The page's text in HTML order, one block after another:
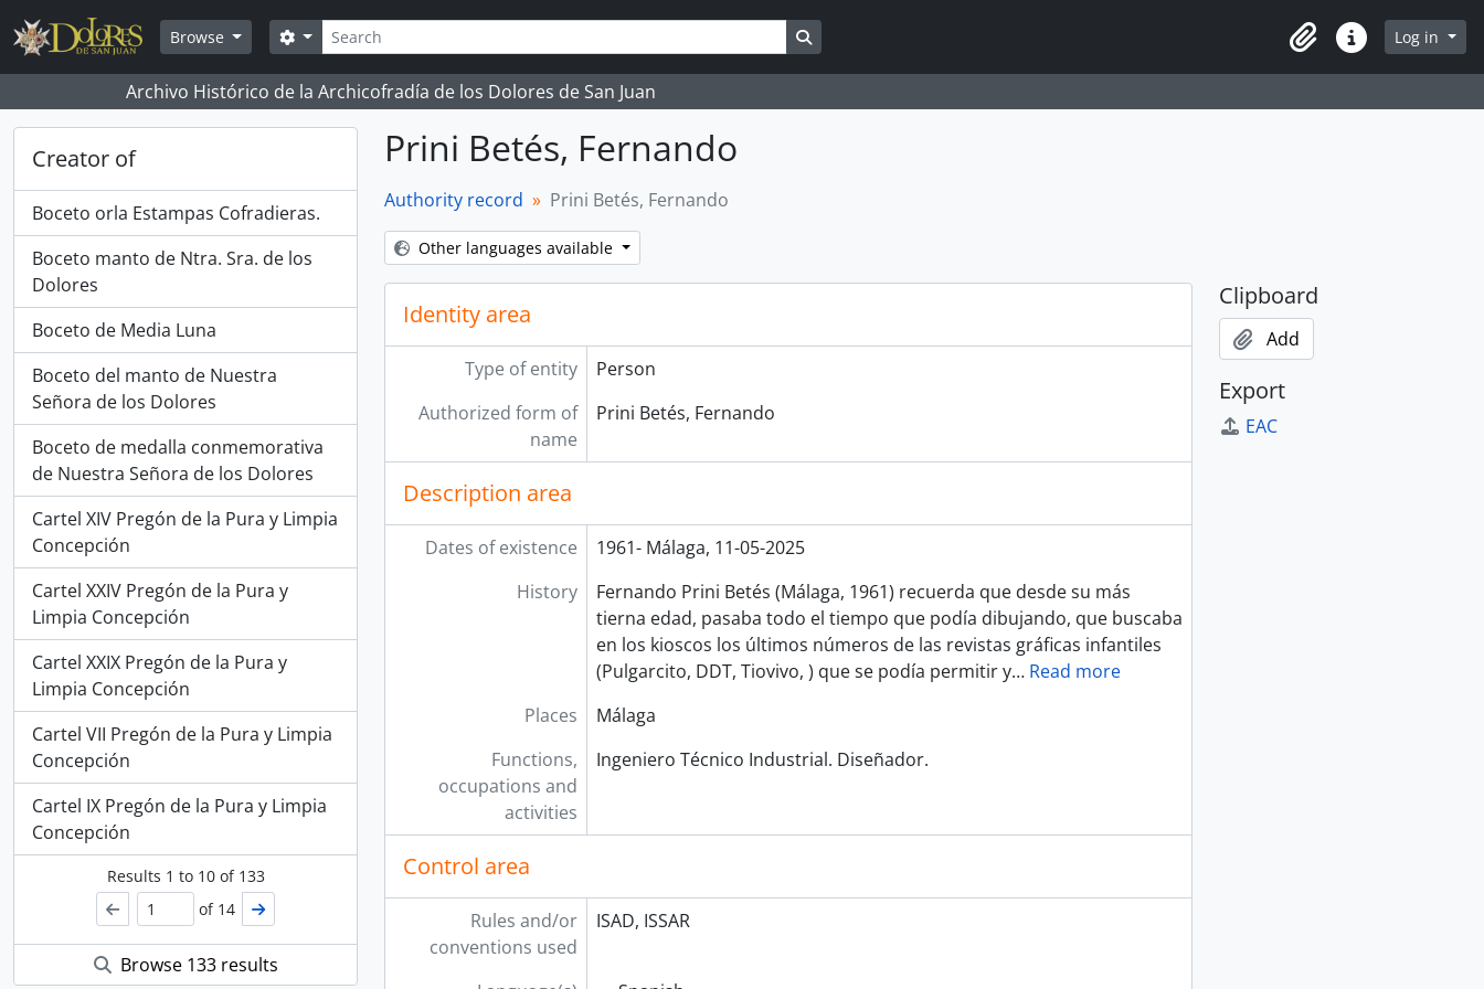
Skip to main content
Browse
Search
Search options Search in browse page
ClipboardQuick linksLog in
Archivo Histórico de la Archicofradía de los Dolores de San Juan
Creator of
Boceto orla Estampas Cofradieras.
Boceto manto de Ntra. Sra. de los
Dolores
Boceto de Media Luna
Boceto del manto de Nuestra
Señora de los Dolores
Boceto de medalla conmemorativa
de Nuestra Señora de los Dolores
Cartel XIV Pregón de la Pura y Limpia
Concepción
Cartel XXIV Pregón de la Pura y
Limpia Concepción
Cartel XXIX Pregón de la Pura y
Limpia Concepción
Cartel VII Pregón de la Pura y Limpia
Concepción
Cartel IX Pregón de la Pura y Limpia
Concepción
Results 1 to 10of 133
of 14
Browse 133 results
Prini Betés, Fernando
Authority record Prini Betés, Fernando
Other languages available
Identity area
Type of entity
Person
Authorized form of
name
Prini Betés, Fernando
Description area
Dates of existence
1961- Málaga, 11-05-2025
History
Fernando Prini Betés (Málaga, 1961) recuerda que desde su más
tierna edad, pasaba todo el tiempo que podía dibujando, que buscaba
en los kioscos los últimos números de las revistas gráficas infantiles
(Pulgarcito, DDT, Tiovivo, ) que se podía permitir y… Read more
Places
Málaga
Functions,
occupations and
activities
Ingeniero Técnico Industrial. Diseñador.
Control area
Rules and/or
conventions used
ISAD, ISSAR
Clipboard
Add
Export
EAC